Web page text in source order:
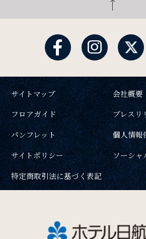
サイトマップ
会社概要
フロアガイド
プレスリ
パンフレット
個人情報
サイトポリシー
ソーシャ
特定商取引法に基づく表記